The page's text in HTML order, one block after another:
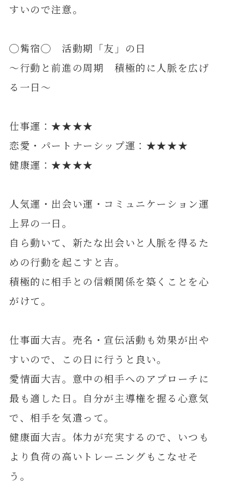
すいので注意。
◯觜宿◯ 活動期「友」の日
～行動と前進の周期 積極的に人脈を広げ
る一日～
仕事運：★★★★
恋愛・パートナーシップ運：★★★★
健康運：★★★★
人気運・出会い運・コミュニケーション運
上昇の一日。
自ら動いて、新たな出会いと人脈を得るた
めの行動を起こすと吉。
積極的に相手との信頼関係を築くことを心
がけて。
仕事面大吉。売名・宣伝活動も効果が出や
すいので、この日に行うと良い。
愛情面大吉。意中の相手へのアプローチに
最も適した日。自分が主導権を握る心意気
で、相手を気遣って。
健康面大吉。体力が充実するので、いつも
より負荷の高いトレーニングもこなせそ
う。